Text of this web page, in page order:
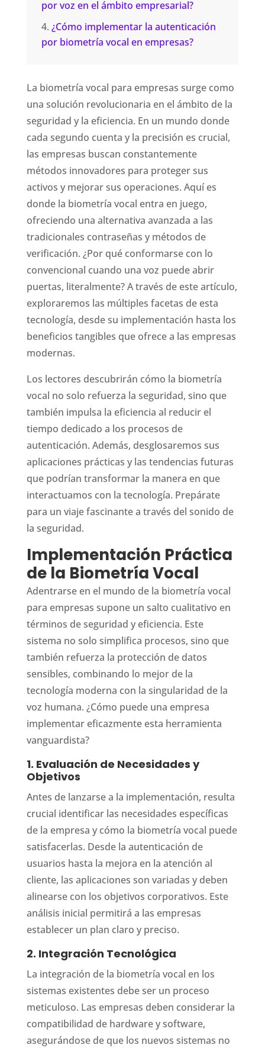
por voz en el ámbito empresarial?
¿Cómo implementar la autenticación
por biometría vocal en empresas?
La biometría vocal para empresas surge como
una solución revolucionaria en el ámbito de la
seguridad y la eficiencia. En un mundo donde
cada segundo cuenta y la precisión es crucial,
las empresas buscan constantemente
métodos innovadores para proteger sus
activos y mejorar sus operaciones. Aquí es
donde la biometría vocal entra en juego,
ofreciendo una alternativa avanzada a las
tradicionales contraseñas y métodos de
verificación. ¿Por qué conformarse con lo
convencional cuando una voz puede abrir
puertas, literalmente? A través de este artículo,
exploraremos las múltiples facetas de esta
tecnología, desde su implementación hasta los
beneficios tangibles que ofrece a las empresas
modernas.
Los lectores descubrirán cómo la biometría
vocal no solo refuerza la seguridad, sino que
también impulsa la eficiencia al reducir el
tiempo dedicado a los procesos de
autenticación. Además, desglosaremos sus
aplicaciones prácticas y las tendencias futuras
que podrían transformar la manera en que
interactuamos con la tecnología. Prepárate
para un viaje fascinante a través del sonido de
la seguridad.
Implementación Práctica
de la Biometría Vocal
Adentrarse en el mundo de la biometría vocal
para empresas supone un salto cualitativo en
términos de seguridad y eficiencia. Este
sistema no solo simplifica procesos, sino que
también refuerza la protección de datos
sensibles, combinando lo mejor de la
tecnología moderna con la singularidad de la
voz humana. ¿Cómo puede una empresa
implementar eficazmente esta herramienta
vanguardista?
1. Evaluación de Necesidades y
Objetivos
Antes de lanzarse a la implementación, resulta
crucial identificar las necesidades específicas
de la empresa y cómo la biometría vocal puede
satisfacerlas. Desde la autenticación de
usuarios hasta la mejora en la atención al
cliente, las aplicaciones son variadas y deben
alinearse con los objetivos corporativos. Este
análisis inicial permitirá a las empresas
establecer un plan claro y preciso.
2. Integración Tecnológica
La integración de la biometría vocal en los
sistemas existentes debe ser un proceso
meticuloso. Las empresas deben considerar la
compatibilidad de hardware y software,
asegurándose de que los nuevos sistemas no